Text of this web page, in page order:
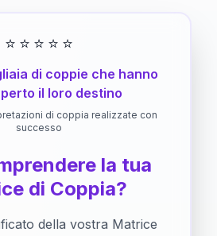
⭐ ⭐ ⭐ ⭐ ⭐
di coppie che hanno
il loro destino
di coppia realizzate con
successo
la tua
di Coppia?
della vostra Matrice